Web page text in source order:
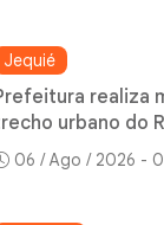
Jequié
realiza
urbano do
06 / Ago / 2026 -